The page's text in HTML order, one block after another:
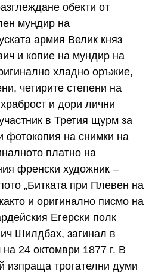
обекти от
мундир на
армия Велик княз
и копие на мундир на
хладно оръжие,
четирите степени на
и дори лични
в Третия щурм за
на снимки на
платно на
френски художник –
„Битката при Плевен на
и оригинално писмо на
Егерски полк
Шилдбах, загинал в
24 октомври 1877 г. В
изпраща трогателни думи